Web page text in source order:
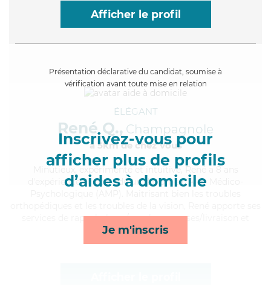
Afficher le profil
Présentation déclarative du candidat, soumise à
vérification avant toute mise en relation
Inscrivez-vous pour
afficher plus de profils
d’aides à domicile
Je m'inscris
ÉLÉGANT
René Q., Champagnole
à 5km de chez Vous
, expérimenté et intuitive, René a 8 ans
d'expérience et possède un diplôme d'Aide Médico-
services de rappels, lever/coucher, courses/livraison et
compagnie/loisirs*